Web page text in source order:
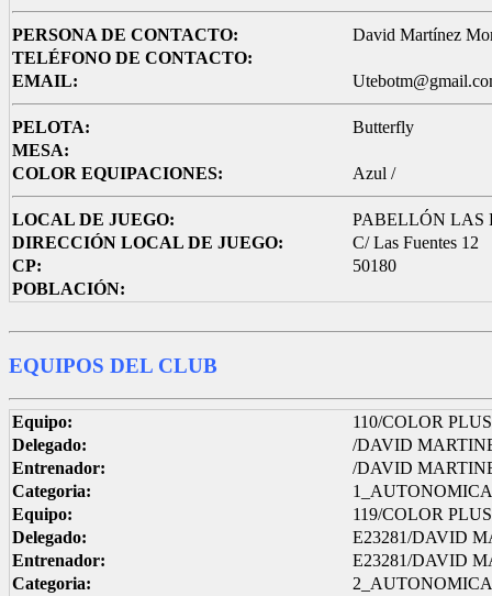
PERSONA DE CONTACTO:
David Martínez
TELÉFONO DE CONTACTO:
EMAIL:
PELOTA:
Butterfly
MESA:
COLOR EQUIPACIONES:
Azul /
LOCAL DE JUEGO:
PABELLÓN LAS
DIRECCIÓN LOCAL DE JUEGO:
C/ Las Fuentes 12
CP:
50180
POBLACIÓN:
EQUIPOS DEL CLUB
Equipo:
110/COLOR
Delegado:
/DAVID
Entrenador:
/DAVID
Categoria:
1_AUTONOMICA
Equipo:
119/COLOR
Delegado:
E23281/DAVID
Entrenador:
E23281/DAVID
Categoria:
2_AUTONOMICA